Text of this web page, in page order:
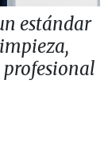
estándar